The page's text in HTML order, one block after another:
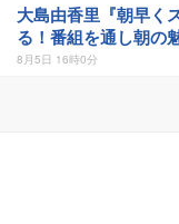
大島由香里『朝早く
る！番組を通し朝の
8月5日 16時0分